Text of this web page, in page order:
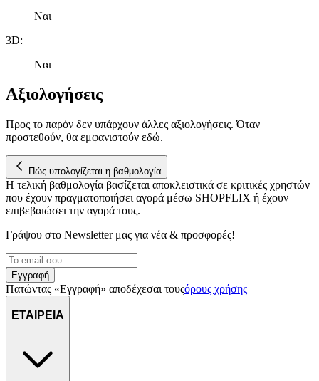
παρέχουμε λειτουργίες μέσων κοινωνικής δικτύωσης και να
μας επεξεργαζόμαστε προσωπικά σας δεδομένα, π.χ. τη
για να αποθηκεύουμε και να έχουμε πρόσβαση σε πληροφορίες
στη συσκευή σας, με σκοπό την προβολή εξατομικευμένων
διαφημίσεων και περιεχομένου, τις μετρήσεις σχετικά με
μας και την ανάπτυξη προϊόντων. Επίσης, κοινοποιούμε
πληροφορίες σχετικά με την από μέρους σας χρήση της
τοποθεσίας μας στους συνεργάτες μέσων κοινωνικής
δικτύωσης, διαφημίσεων και ανάλυσης.
Ναι
3D:
Ναι
Αξιολογήσεις
Προς το παρόν δεν υπάρχουν άλλες αξιολογήσεις. Όταν
προστεθούν, θα εμφανιστούν εδώ.
Πώς υπολογίζεται η βαθμολογία
Η τελική βαθμολογία βασίζεται αποκλειστικά σε κριτικές χρηστών
που έχουν πραγματοποιήσει αγορά μέσω SHOPFLIX ή έχουν
επιβεβαιώσει την αγορά τους.
Γράψου στο Νewsletter μας για νέα & προσφορές!
Εγγραφή
Πατώντας «Εγγραφή» αποδέχεσαι τουςόρους χρήσης
ΕΤΑΙΡΕΙΑ